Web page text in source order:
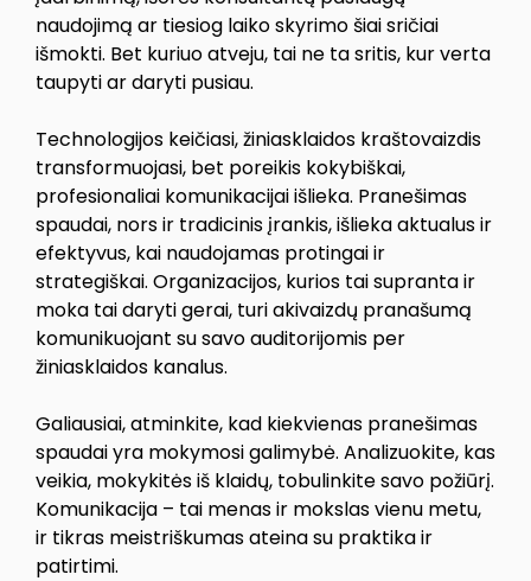
naudojimą ar tiesiog laiko skyrimo šiai sričiai
išmokti. Bet kuriuo atveju, tai ne ta sritis, kur verta
taupyti ar daryti pusiau.
Technologijos keičiasi, žiniasklaidos kraštovaizdis
transformuojasi, bet poreikis kokybiškai,
profesionaliai komunikacijai išlieka. Pranešimas
spaudai, nors ir tradicinis įrankis, išlieka aktualus ir
efektyvus, kai naudojamas protingai ir
strategiškai. Organizacijos, kurios tai supranta ir
moka tai daryti gerai, turi akivaizdų pranašumą
komunikuojant su savo auditorijomis per
žiniasklaidos kanalus.
Galiausiai, atminkite, kad kiekvienas pranešimas
spaudai yra mokymosi galimybė. Analizuokite, kas
veikia, mokykitės iš klaidų, tobulinkite savo požiūrį.
Komunikacija – tai menas ir mokslas vienu metu,
ir tikras meistriškumas ateina su praktika ir
patirtimi.